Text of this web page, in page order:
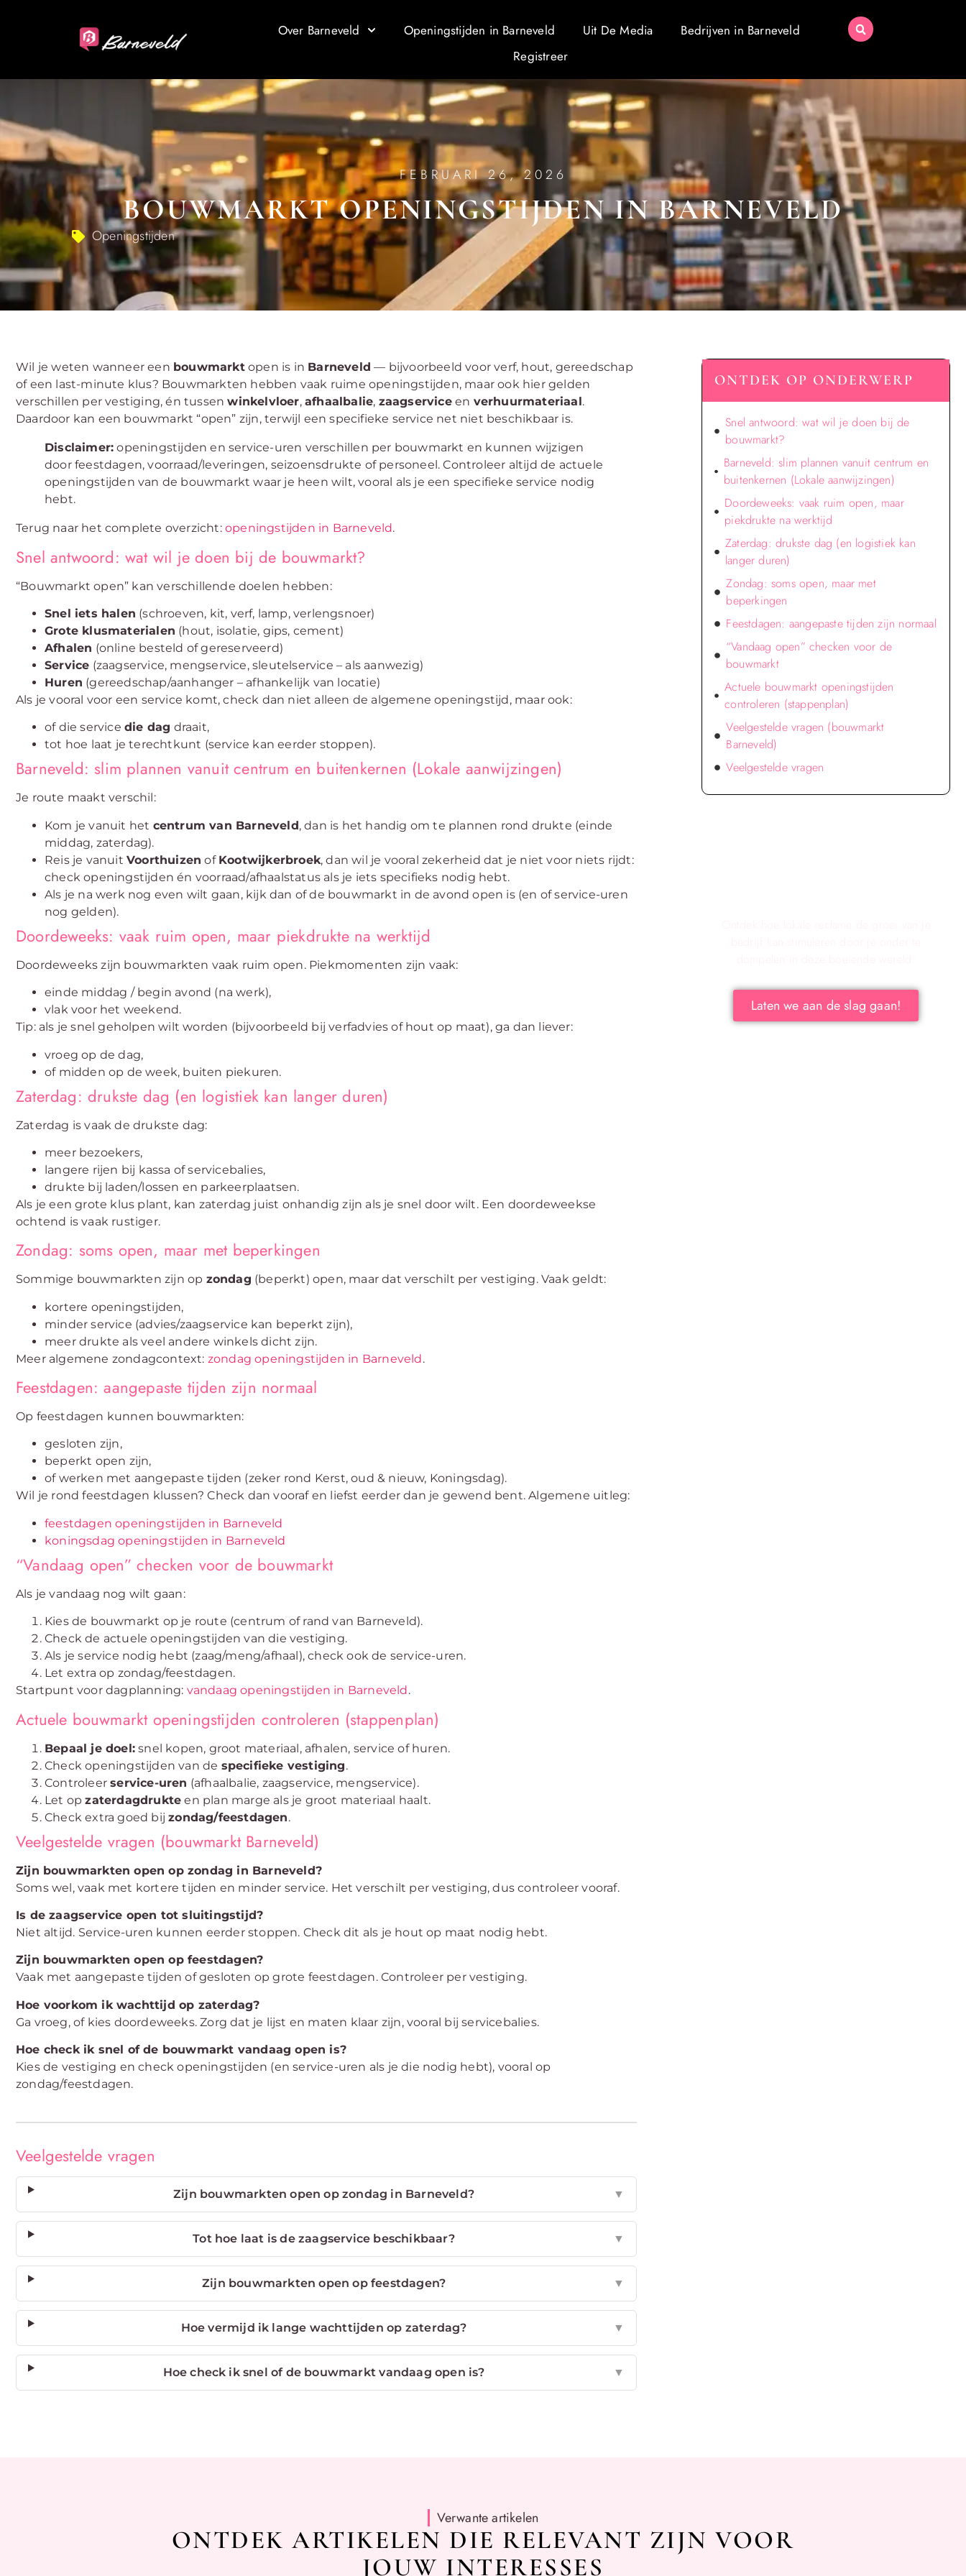
Over Barneveld Openingstijden in Barneveld Uit De Media
Bedrijven in Barneveld
Registreer
FEBRUARI 26, 2026
BOUWMARKT OPENINGSTIJDEN IN BARNEVELD
Openingstijden
Wil je weten wanneer een bouwmarktopen is in Barneveld — bijvoorbeeld voor verf, hout, gereedschap
of een last-minute klus? Bouwmarkten hebben vaak ruime openingstijden, maar ook hier gelden
verschillen per vestiging, én tussenwinkelvloer,afhaalbalie, zaagserviceen verhuurmateriaal.
Daardoor kan een bouwmarkt “open” zijn, terwijl een specifieke service net niet beschikbaar is.
Disclaimer: openingstijden en service-uren verschillen per bouwmarkt en kunnen wijzigen
door feestdagen, voorraad/leveringen, seizoensdrukte of personeel. Controleer altijd de actuele
openingstijden van de bouwmarkt waar je heen wilt, vooral als je een specifieke service nodig
hebt.
Terug naar het complete overzicht: openingstijden in Barneveld.
Snel antwoord: wat wil je doen bij de bouwmarkt?
“Bouwmarkt open” kan verschillende doelen hebben:
Snel iets halen (schroeven, kit, verf, lamp, verlengsnoer)
Grote klusmaterialen (hout, isolatie, gips, cement)
Afhalen (online besteld of gereserveerd)
Service (zaagservice, mengservice, sleutelservice – als aanwezig)
Huren (gereedschap/aanhanger – afhankelijk van locatie)
Als je vooral voor een service komt, check dan niet alleen de algemene openingstijd, maar ook:
of die service die dag draait,
tot hoe laat je terechtkunt (service kan eerder stoppen).
Barneveld: slim plannen vanuit centrum en buitenkernen (Lokale aanwijzingen)
Je route maakt verschil:
Kom je vanuit het centrum van Barneveld, dan is het handig om te plannen rond drukte (einde
middag, zaterdag).
Reis je vanuit Voorthuizen of Kootwijkerbroek, dan wil je vooral zekerheid dat je niet voor niets rijdt:
check openingstijden én voorraad/afhaalstatus als je iets specifieks nodig hebt.
Als je na werk nog even wilt gaan, kijk dan of de bouwmarkt in de avond open is (en of service-uren
nog gelden).
Doordeweeks: vaak ruim open, maar piekdrukte na werktijd
Doordeweeks zijn bouwmarkten vaak ruim open. Piekmomenten zijn vaak:
einde middag / begin avond (na werk),
vlak voor het weekend.
Tip: als je snel geholpen wilt worden (bijvoorbeeld bij verfadvies of hout op maat), ga dan liever:
vroeg op de dag,
of midden op de week, buiten piekuren.
Zaterdag: drukste dag (en logistiek kan langer duren)
Zaterdag is vaak de drukste dag:
meer bezoekers,
langere rijen bij kassa of servicebalies,
drukte bij laden/lossen en parkeerplaatsen.
Als je een grote klus plant, kan zaterdag juist onhandig zijn als je snel door wilt. Een doordeweekse
ochtend is vaak rustiger.
Zondag: soms open, maar met beperkingen
Sommige bouwmarkten zijn op zondag (beperkt) open, maar dat verschilt per vestiging. Vaak geldt:
kortere openingstijden,
minder service (advies/zaagservice kan beperkt zijn),
meer drukte als veel andere winkels dicht zijn.
Meer algemene zondagcontext: zondag openingstijden in Barneveld.
Feestdagen: aangepaste tijden zijn normaal
Op feestdagen kunnen bouwmarkten:
gesloten zijn,
beperkt open zijn,
of werken met aangepaste tijden (zeker rond Kerst, oud & nieuw, Koningsdag).
Wil je rond feestdagen klussen? Check dan vooraf en liefst eerder dan je gewend bent. Algemene uitleg:
feestdagen openingstijden in Barneveld
koningsdag openingstijden in Barneveld
“Vandaag open” checken voor de bouwmarkt
Als je vandaag nog wilt gaan:
Kies de bouwmarkt op je route (centrum of rand van Barneveld).
Check de actuele openingstijden van die vestiging.
Als je service nodig hebt (zaag/meng/afhaal), check ook de service-uren.
Let extra op zondag/feestdagen.
Startpunt voor dagplanning: vandaag openingstijden in Barneveld .
Actuele bouwmarkt openingstijden controleren (stappenplan)
Bepaal je doel: snel kopen, groot materiaal, afhalen, service of huren.
Check openingstijden van de specifieke vestiging.
Controleerservice-uren (afhaalbalie, zaagservice, mengservice).
Let opzaterdagdrukte en plan marge als je groot materiaal haalt.
Check extra goed bijzondag/feestdagen.
Veelgestelde vragen (bouwmarkt Barneveld)
Zijn bouwmarkten open op zondag in Barneveld?
Soms wel, vaak met kortere tijden en minder service. Het verschilt per vestiging, dus controleer vooraf.
Is de zaagservice open tot sluitingstijd?
Niet altijd. Service-uren kunnen eerder stoppen. Check dit als je hout op maat nodig hebt.
Zijn bouwmarkten open op feestdagen?
Vaak met aangepaste tijden of gesloten op grote feestdagen. Controleer per vestiging.
Hoe voorkom ik wachttijd op zaterdag?
Ga vroeg, of kies doordeweeks. Zorg dat je lijst en maten klaar zijn, vooral bij servicebalies.
Hoe check ik snel of de bouwmarkt vandaag open is?
Kies de vestiging en check openingstijden (en service-uren als je die nodig hebt), vooral op
zondag/feestdagen.
Veelgestelde vragen
Zijn bouwmarkten open op zondag in Barneveld? ▼
Tot hoe laat is de zaagservice beschikbaar? ▼
Zijn bouwmarkten open op feestdagen? ▼
Hoe vermijd ik lange wachttijden op zaterdag? ▼
Hoe check ik snel of de bouwmarkt vandaag open is? ▼
ONTDEK OP ONDERWERP
Snel antwoord: wat wil je doen bij de
bouwmarkt?
Barneveld: slim plannen vanuit centrum en
buitenkernen (Lokale aanwijzingen)
Doordeweeks: vaak ruim open, maar
piekdrukte na werktijd
Zaterdag: drukste dag (en logistiek kan
langer duren)
Zondag: soms open, maar met
beperkingen
Feestdagen: aangepaste tijden zijn normaal
“Vandaag open” checken voor de
bouwmarkt
Actuele bouwmarkt openingstijden
controleren (stappenplan)
Veelgestelde vragen (bouwmarkt
Barneveld)
Veelgestelde vragen
Laten we aan de slag gaan!
Verwante artikelen
ONTDEK ARTIKELEN DIE RELEVANT ZIJN VOOR
JOUW INTERESSES